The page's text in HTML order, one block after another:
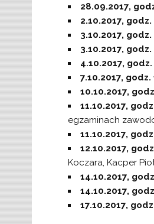
28.09.2017,
2.10.2017, godz.
3.10.2017, godz.
3.10.2017, godz.
4.10.2017, godz.
7.10.2017, godz.
10.10.2017,
11.10.2017,
egzaminach
11.10.2017,
12.10.2017,
Koczara, Kacper
14.10.2017,
14.10.2017,
17.10.2017,